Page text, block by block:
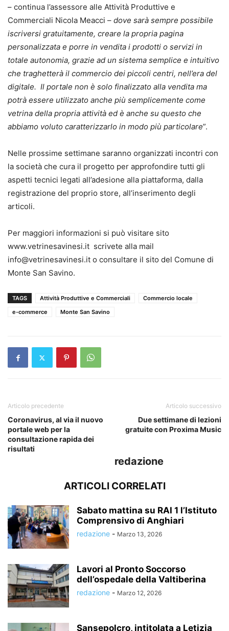
– continua l’assessore alle Attività Produttive e
Commerciali Nicola Meacci – dove sarà sempre possibile
iscriversi gratuitamente, creare la propria pagina
personalizzata e porre in vendita i prodotti o servizi in
totale autonomia, grazie ad un sistema semplice e intuitivo
che traghetterà il commercio dei piccoli centri, nell’era del
digitale. Il portale non è solo finalizzato alla vendita ma
potrà essere utilizzato anche più semplicemente come
vetrina della propria attività ed è anche su questo che
abbiamo voluto caratterizzarlo in modo più particolare”.
Nelle prossime settimane saranno organizzati incontri con
la società che cura il progetto per approfondire tutti gli
aspetti tecnici legati all’adesione alla piattaforma, dalla
registrazione del proprio store, all’inserimento degli
articoli.
Per maggiori informazioni si può visitare sito
www.vetrinesavinesi.it scrivete alla mail
info@vetrinesavinesi.it o consultare il sito del Comune di
Monte San Savino.
TAGS Attività Produttive e Commerciali
Commercio locale
e-commerce
Monte San Savino
Articolo precedente
Coronavirus, al via il nuovo
portale web per la
consultazione rapida dei
risultati
Articolo successivo
Due settimane di lezioni
gratuite con Proxima Music
redazione
ARTICOLI CORRELATI
Sabato mattina su RAI 1 l’Istituto
Comprensivo di Anghiari
redazione - Marzo 13, 2026
Lavori al Pronto Soccorso
dell’ospedale della Valtiberina
redazione - Marzo 12, 2026
Sansepolcro, intitolata a Letizia